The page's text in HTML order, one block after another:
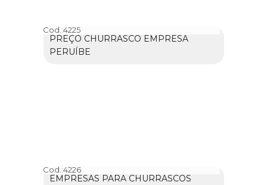
Cod.:4225
PREÇO CHURRASCO EMPRESA
PERUÍBE
Cod.:4226
EMPRESAS PARA CHURRASCOS